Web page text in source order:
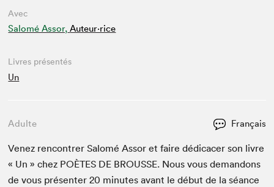
Avec
Salomé Assor, Auteur·rice
Livres présentés
Un
Adulte Français
Venez ren­con­tr­er Salomé Assor et faire dédi­cac­er son livre
« Un » chez POÈTES DE BROUSSE. Nous vous deman­dons
de vous présen­ter20 min­utes avant le début de la séance